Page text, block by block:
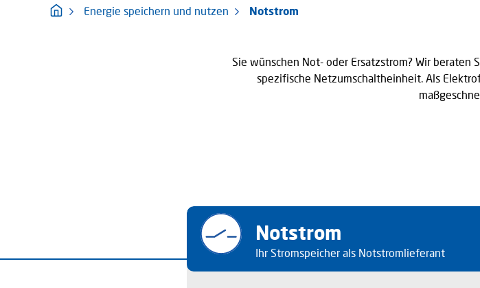
Energie speichern und nutzen Notstrom
Sie wünschen Not- oder Ersatzstrom? Wir beraten
spezifische Netzumschaltheinheit. Als
Notstrom
Ihr Stromspeicher als Notstromlieferant